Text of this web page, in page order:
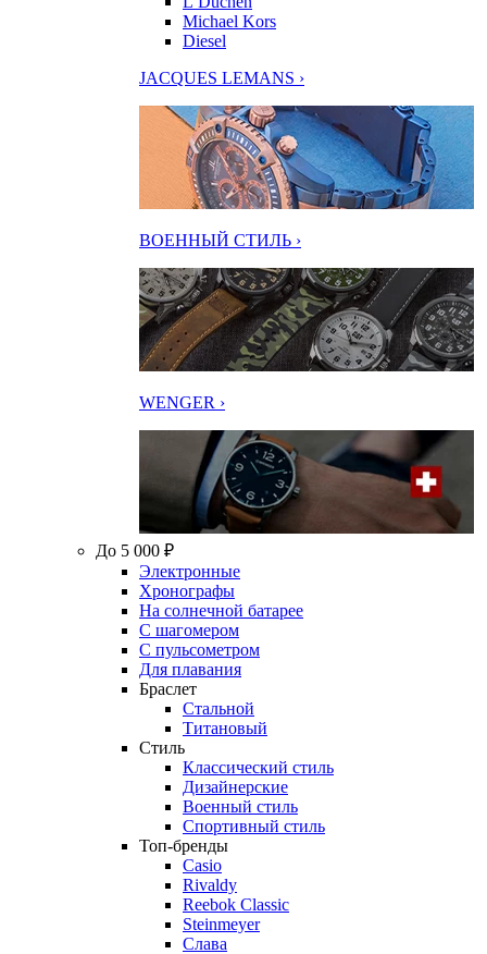
Michael Kors
Diesel
JACQUES LEMANS ›
ВОЕННЫЙ СТИЛЬ ›
WENGER ›
До 5 000 ₽
Электронные
Хронографы
На солнечной батарее
С шагомером
С пульсометром
Для плавания
Браслет
Стальной
Титановый
Стиль
Классический стиль
Дизайнерские
Военный стиль
Спортивный стиль
Топ-бренды
Casio
Rivaldy
Reebok Classic
Steinmeyer
Слава